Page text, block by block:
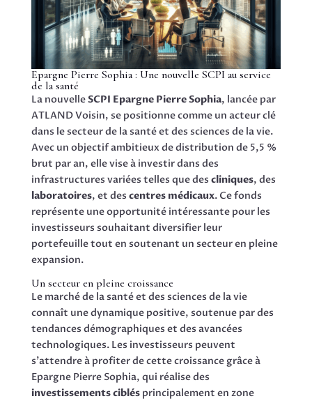
Epargne Pierre Sophia : Une nouvelle SCPI au service
de la santé
La nouvelleSCPI Epargne Pierre Sophia, lancée par
ATLAND Voisin, se positionne comme un acteur clé
dans le secteur de la santé et des sciences de la vie.
Avec un objectif ambitieux de distribution de 5,5 %
brut par an, elle vise à investir dans des
infrastructures variées telles que des cliniques, des
laboratoires, et des centres médicaux. Ce fonds
représente une opportunité intéressante pour les
investisseurs souhaitant diversifier leur
portefeuille tout en soutenant un secteur en pleine
expansion.
Un secteur en pleine croissance
Le marché de la santé et des sciences de la vie
connaît une dynamique positive, soutenue par des
tendances démographiques et des avancées
technologiques. Les investisseurs peuvent
s’attendre à profiter de cette croissance grâce à
Epargne Pierre Sophia, qui réalise des
investissements ciblésprincipalement en zone